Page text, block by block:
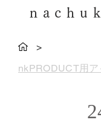
>
nkPRODUCT用ア